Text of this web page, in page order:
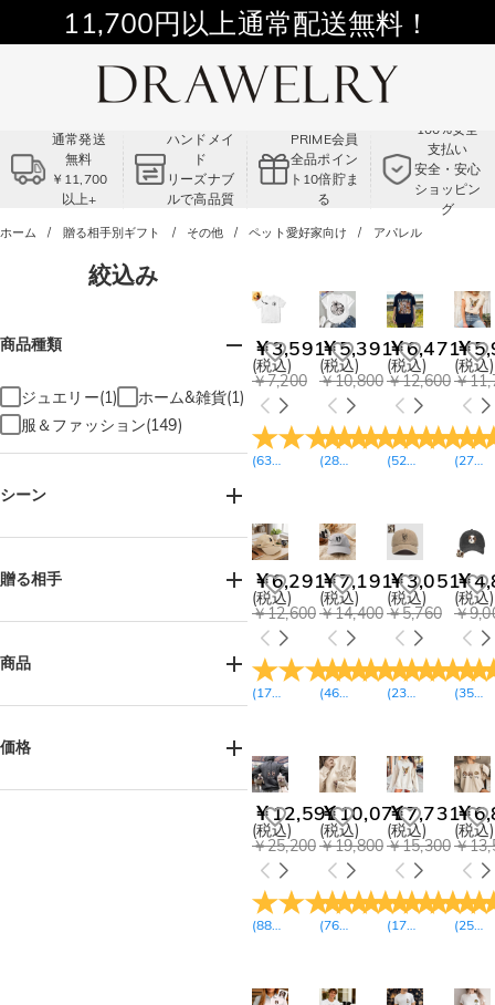
11,700円以上通常配送無料！
Summer Sale!! |3点以上で15％OFF！
コード:VS2
通常発送
無料
￥11,700
以上+
ハンドメイ
ド
リーズナブ
ルで高品質
PRIME会員
全品ポイン
ト10倍貯ま
る
100%安全
支払い
安全・安心
ショッピン
グ
ホーム 贈る相手別ギフト その他 ペット愛好家向け アパレル
絞込み
商品種類
ジュエリー(1)
ホーム&雑貨(1)
服＆ファッション(149)
シーン
ビーチゲッタウェイ(2)
バレンタインデー(14)
贈る相手
お母様へ(10)
おじい様へ(12)
ご友人へ(18)
商品
パーカー(14)
タンクトップ(2)
価格
￥3,591
(税込)
￥7,200
(63レビュー)
￥5,391
(税込)
￥10,800
(28レビュー)
￥6,471
(税込)
￥12,600
(52レビュー)
￥
(税込)
￥
(27レ
￥6,291
(税込)
￥12,600
(17レビュー)
￥7,191
(税込)
￥14,400
(46レビュー)
￥3,051
(税込)
￥5,760
(23レビュー)
￥
(税込)
￥
(35レ
￥12,591
(税込)
￥25,200
(88レビュー)
￥10,071
(税込)
￥19,800
(76レビュー)
￥7,731
(税込)
￥15,300
(17レビュー)
￥
(税込)
￥
(25レ